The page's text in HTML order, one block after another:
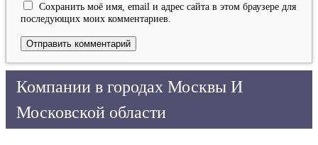
Сохранить моё имя, email и адрес сайта в этом браузере для
последующих моих комментариев.
Компании в городах Москвы И
Московской области